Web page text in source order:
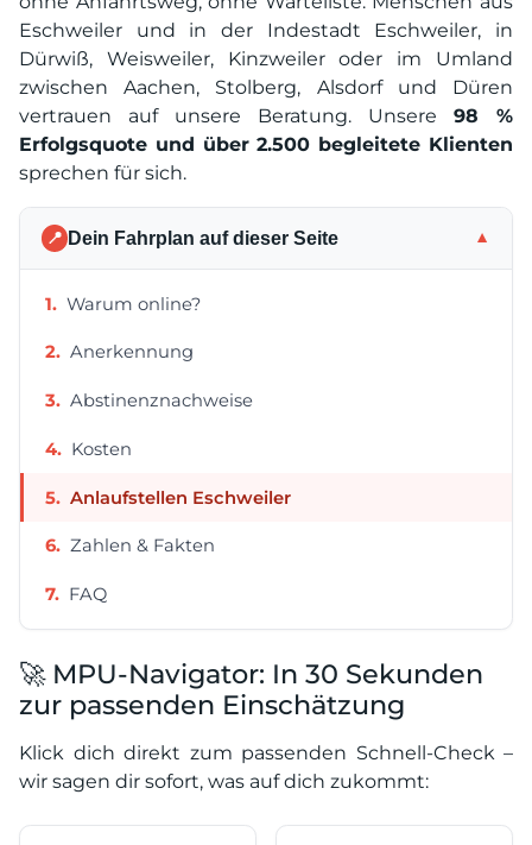
Eschweiler und in der Indestadt Eschweiler, in
Dürwiß, Weisweiler, Kinzweiler oder im Umland
zwischen Aachen, Stolberg, Alsdorf und Düren
vertrauen auf unsere Beratung. Unsere 98 %
Erfolgsquote und über 2.500 begleitete Klienten
sprechen für sich.
📍 Dein Fahrplan auf dieser Seite ▼
Warum online?
Anerkennung
Abstinenznachweise
Kosten
Anlaufstellen Eschweiler
Zahlen & Fakten
FAQ
🚀 MPU-Navigator: In 30 Sekunden
zur passenden Einschätzung
Klick dich direkt zum passenden Schnell-Check –
wir sagen dir sofort, was auf dich zukommt: